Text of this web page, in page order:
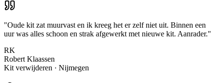
"Oude kit zat muurvast en ik kreeg het er zelf niet uit. Binnen een
uur was alles schoon en strak afgewerkt met nieuwe kit. Aanrader."
RK
Robert Klaassen
Kit verwijderen · Nijmegen